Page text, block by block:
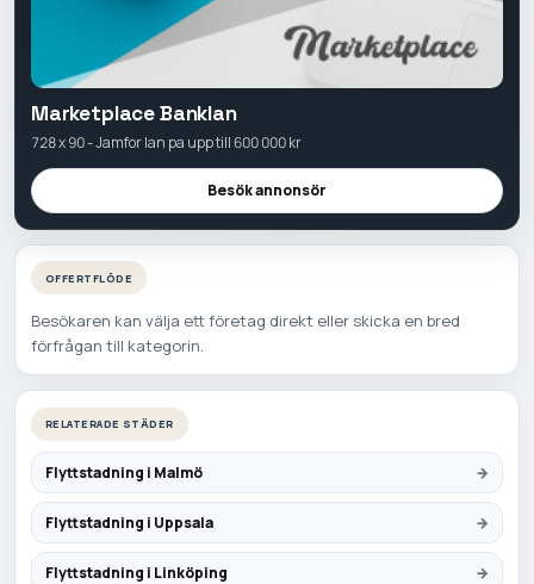
Marketplace Banklan
728 x 90 - Jamfor lan pa upp till 600 000 kr
Besök annonsör
OFFERTFLÖDE
Besökaren kan välja ett företag direkt eller skicka en bred
förfrågan till kategorin.
RELATERADE STÄDER
Flyttstadning i Malmö
Flyttstadning i Uppsala
Flyttstadning i Linköping